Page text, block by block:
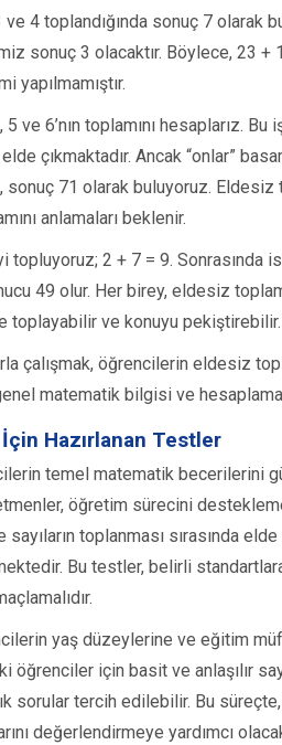
4 toplandığında sonuç 7 olarak
sonuç 3 olacaktır. Böylece, 23 +
yapılmamıştır.
ve 6’nın toplamını hesaplarız.
çıkmaktadır. Ancak “onlar”
sonuç 71 olarak buluyoruz.
anlamaları beklenir.
topluyoruz; 2 + 7 = 9. Sonrasında
49 olur. Her birey, eldesiz
toplayabilir ve konuyu pekiştirebilir.
çalışmak, öğrencilerin eldesiz
matematik bilgisi ve hesaplama
Hazırlanan Testler
temel matematik becerilerini
öğretim sürecini
toplanması sırasında
Bu testler, belirli
yaş düzeylerine ve eğitim
öğrenciler için basit ve anlaşılır
sorular tercih edilebilir. Bu
değerlendirmeye yardımcı